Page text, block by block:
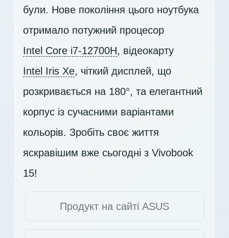
були. Нове покоління цього ноутбука
отримало потужний процесор
Intel Core i7-12700H, відеокарту
Intel Iris Xe, чіткий дисплей, що
розкривається на 180°, та елегантний
корпус із сучасними варіантами
кольорів. Зробіть своє життя
яскравішим вже сьогодні з Vivobook
15!
Продукт на сайті ASUS